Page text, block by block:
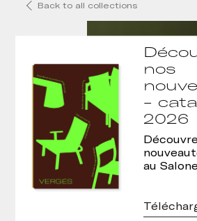
Back to all collections
nos
-
2026
au